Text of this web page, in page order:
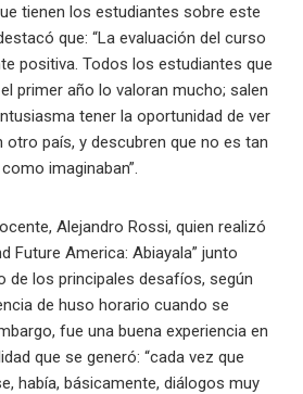
tienen los estudiantes sobre este
que: “La evaluación del curso
positiva. Todos los estudiantes que
primer año lo valoran mucho; salen
tener la oportunidad de ver
país, y descubren que no es tan
imaginaban”.
Alejandro Rossi, quien realizó
Future America: Abiayala” junto
de los principales desafíos, según
de huso horario cuando se
fue una buena experiencia en
que se generó: “cada vez que
había, básicamente, diálogos muy